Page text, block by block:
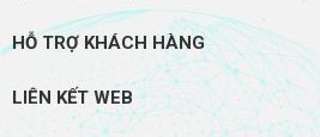
HỖ TRỢ KHÁCH HÀNG
LIÊN KẾT WEB